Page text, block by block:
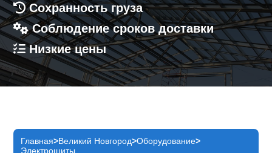
Сохранность груза
Соблюдение сроков доставки
Низкие цены
Главная Великий Новгород Оборудование
Электрощиты